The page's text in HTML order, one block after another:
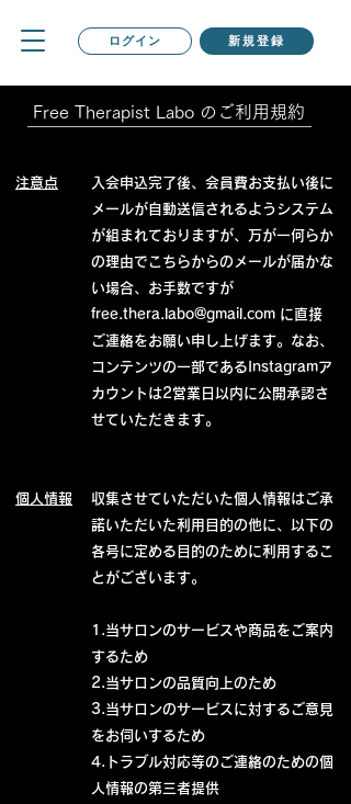
ログイン 新規登録
Free Therapist Labo のご利用規約
注意点
個人情報
入会申込完了後、会員費お支払い後に
メールが自動送信されるようシステム
が組まれておりますが、万が一何らか
の理由でこちらからのメールが届かな
い場合、お手数ですが
free.thera.labo@gmail.com に直接
ご連絡をお願い申し上げます。なお、
コンテンツの一部であるInstagramア
カウントは2営業日以内に公開承認さ
せていただきます。
収集させていただいた個人情報はご承
諾いただいた利用目的の他に、以下の
各号に定める目的のために利用するこ
とがございます。
1.当サロンのサービスや商品をご案内
するため
2.当サロンの品質向上のため
3.当サロンのサービスに対するご意見
をお伺いするため
4.トラブル対応等のご連絡のための個
人情報の第三者提供